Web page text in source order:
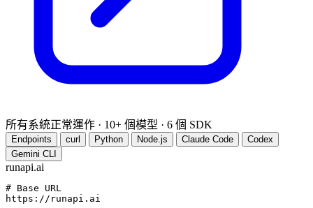
所有系統正常運作 · 10+ 個模型 · 6 個 SDK
Endpoints curl Python Node.js Claude Code
Codex
Gemini CLI
runapi.ai
# Base URL
https://runapi.ai